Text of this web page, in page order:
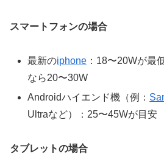
スマートフォンの場合
最新のiphone ：18〜20Wが最
なら20〜30W
Androidハイエンド機（例：
Ultraなど）：25〜45Wが目安
タブレットの場合